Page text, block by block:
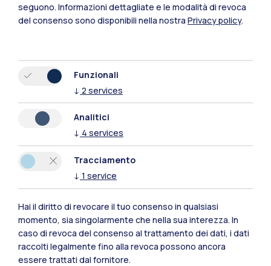
Polimi Community
Tutti i siti dell’ecosistema
seguono. Informazioni dettagliate e le modalità di revoca
del consenso sono disponibili nella nostra Privacy policy.
Funzionali
↓ 2 services
Analitici
↓ 4 services
Tracciamento
↓ 1 service
Hai il diritto di revocare il tuo consenso in qualsiasi
momento, sia singolarmente che nella sua interezza. In
caso di revoca del consenso al trattamento dei dati, i dati
raccolti legalmente fino alla revoca possono ancora
essere trattati dal fornitore.